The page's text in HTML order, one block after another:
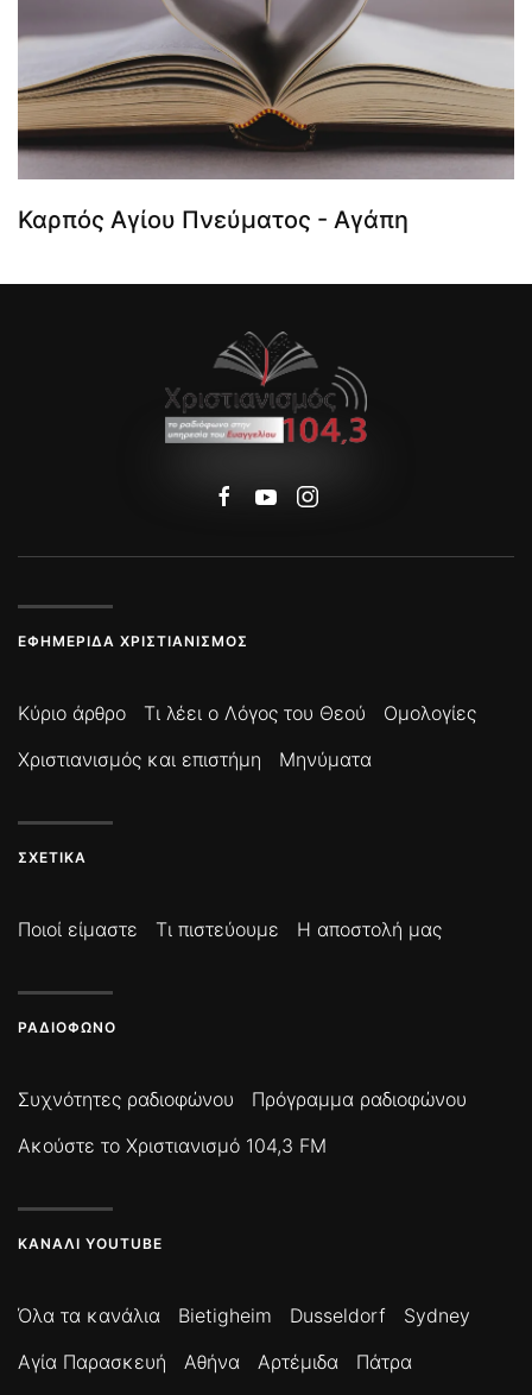
Καρπός Αγίου Πνεύματος - Αγάπη
ΕΦΗΜΕΡΊΔΑ ΧΡΙΣΤΙΑΝΙΣΜΌΣ
Κύριο άρθρο Τι λέει ο Λόγος του Θεού
Ομολογίες
Χριστιανισμός και επιστήμη
Μηνύματα
ΣΧΕΤΙΚΆ
Ποιοί είμαστε Τι πιστεύουμε Η αποστολή μας
ΡΑΔΙΌΦΩΝΟ
Συχνότητες ραδιοφώνου
Πρόγραμμα ραδιοφώνου
Ακούστε το Χριστιανισμό 104,3 FM
ΚΑΝΆΛΙ YOUTUBE
Όλα τα κανάλια Bietigheim Dusseldorf
Sydney
Αγία Παρασκευή
Αθήνα Αρτέμιδα
Πάτρα